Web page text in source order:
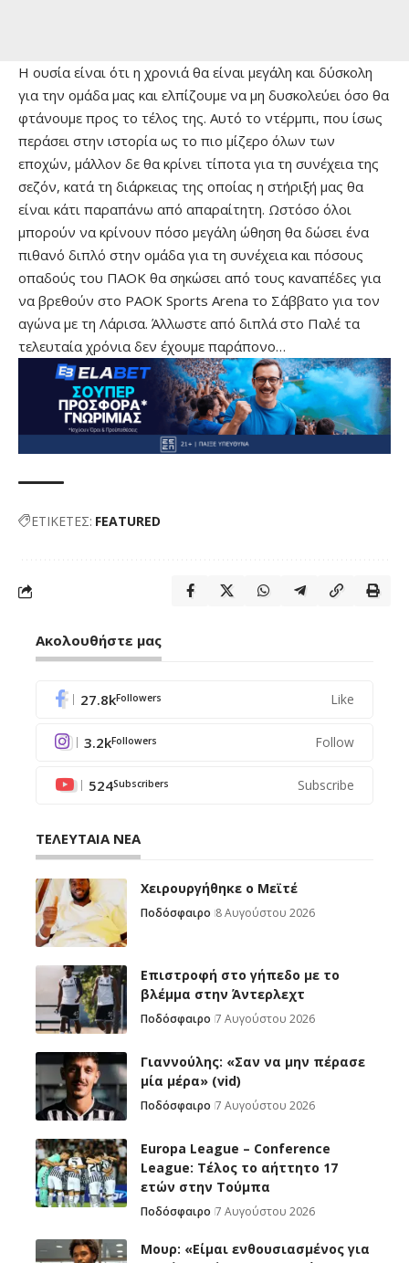
Η ουσία είναι ότι η χρονιά θα είναι μεγάλη και δύσκολη
για την ομάδα μας και ελπίζουμε να μη δυσκολεύει όσο θα
φτάνουμε προς το τέλος της. Αυτό το ντέρμπι, που ίσως
περάσει στην ιστορία ως το πιο μίζερο όλων των
εποχών, μάλλον δε θα κρίνει τίποτα για τη συνέχεια της
σεζόν, κατά τη διάρκειας της οποίας η στήριξή μας θα
είναι κάτι παραπάνω από απαραίτητη. Ωστόσο όλοι
μπορούν να κρίνουν πόσο μεγάλη ώθηση θα δώσει ένα
πιθανό διπλό στην ομάδα για τη συνέχεια και πόσους
οπαδούς του ΠΑΟΚ θα σηκώσει από τους καναπέδες για
να βρεθούν στο PAOK Sports Arena το Σάββατο για τον
αγώνα με τη Λάρισα. Άλλωστε από διπλά στο Παλέ τα
τελευταία χρόνια δεν έχουμε παράπονο…
ΕΤΙΚΕΤΕΣ: FEATURED
Ακολουθήστε μας
27.8kFollowers Like
3.2kFollowers Follow
524Subscribers Subscribe
ΤΕΛΕΥΤΑΙΑ ΝΕΑ
Χειρουργήθηκε ο Μεϊτέ
Ποδόσφαιρο 8 Αυγούστου 2026
Επιστροφή στο γήπεδο με το
βλέμμα στην Άντερλεχτ
Ποδόσφαιρο 7 Αυγούστου 2026
Γιαννούλης: «Σαν να μην πέρασε
μία μέρα» (vid)
Ποδόσφαιρο 7 Αυγούστου 2026
Europa League – Conference
League: Τέλος το αήττητο 17
ετών στην Τούμπα
Ποδόσφαιρο 7 Αυγούστου 2026
Μουρ: «Είμαι ενθουσιασμένος για